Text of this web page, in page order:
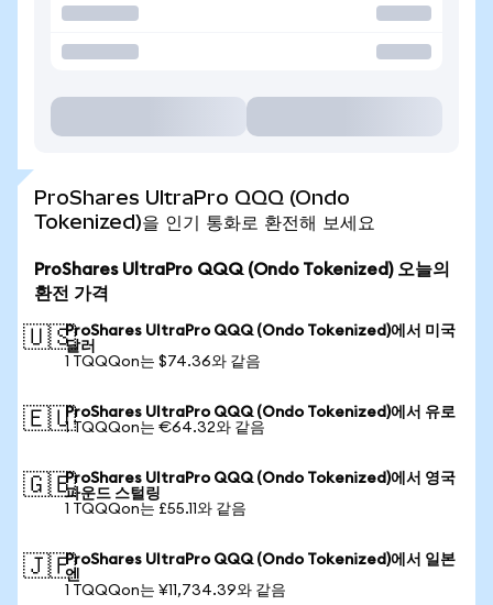
ProShares UltraPro QQQ (Ondo
Tokenized)을 인기 통화로 환전해 보세요
ProShares UltraPro QQQ (Ondo Tokenized) 오늘의
환전 가격
🇺🇸ProShares UltraPro QQQ (Ondo Tokenized)에서 미국
달러
1 TQQQon는 $74.36와 같음
🇪🇺ProShares UltraPro QQQ (Ondo Tokenized)에서 유로
1 TQQQon는 €64.32와 같음
🇬🇧ProShares UltraPro QQQ (Ondo Tokenized)에서 영국
파운드 스털링
1 TQQQon는 £55.11와 같음
🇯🇵ProShares UltraPro QQQ (Ondo Tokenized)에서 일본
엔
1 TQQQon는 ¥11,734.39와 같음